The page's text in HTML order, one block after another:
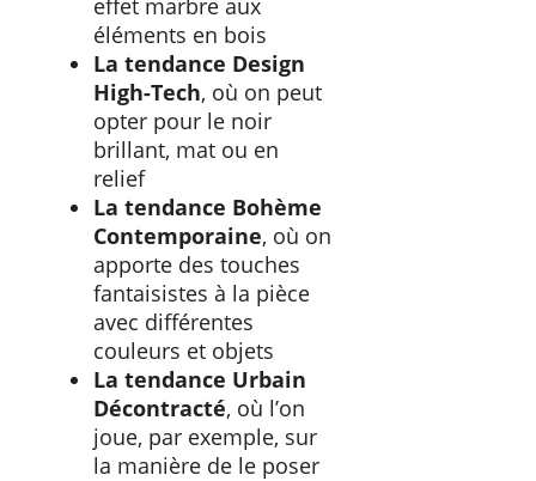
éléments en bois
La tendance Design
High-Tech, où on peut
opter pour le noir
brillant, mat ou en
relief
La tendance Bohème
Contemporaine, où on
apporte des touches
fantaisistes à la pièce
avec différentes
couleurs et objets
La tendance Urbain
Décontracté, où l’on
joue, par exemple, sur
la manière de le poser